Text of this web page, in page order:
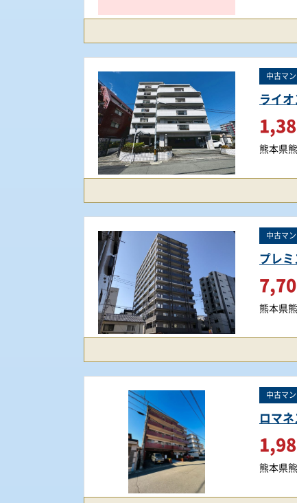
中古マ
ライ
熊本県
中古マ
プレミ
熊本県
中古マ
ロマ
熊本県